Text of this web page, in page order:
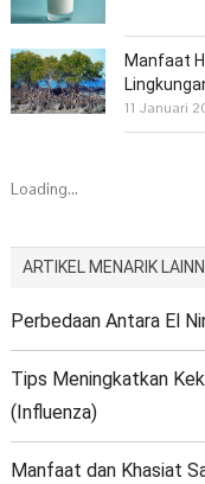
Manfaat
11 Januari
Loading...
ARTIKEL MENARIK
Perbedaan Antara El
Tips Meningkatkan
(Influenza)
Manfaat dan Khasiat